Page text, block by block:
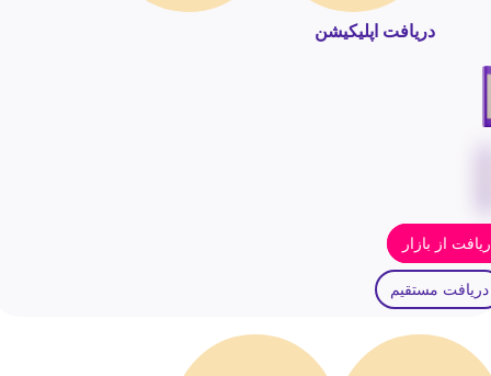
دریافت اپلیکیشن
از بازار
دریافت مستقیم